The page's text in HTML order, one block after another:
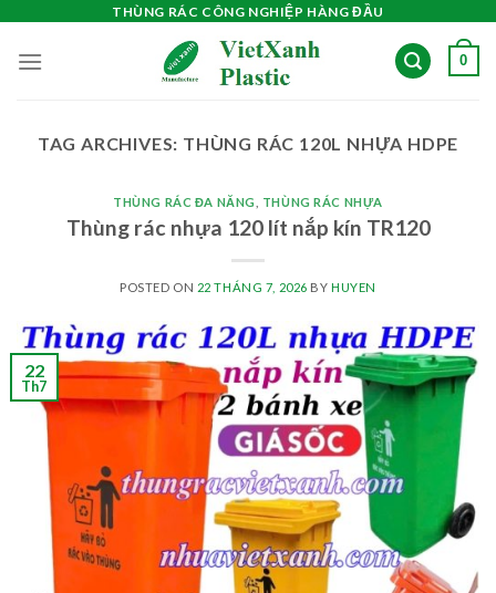
content
THÙNG RÁC CÔNG NGHIỆP HÀNG ĐẦU
0
TAG ARCHIVES: THÙNG RÁC 120L NHỰA HDPE
THÙNG RÁC ĐA NĂNG THÙNG RÁC NHỰA
Thùng rác nhựa 120 lít nắp kín TR120
POSTED ON 22 THÁNG 7, 2026 BY HUYEN
22
Th7